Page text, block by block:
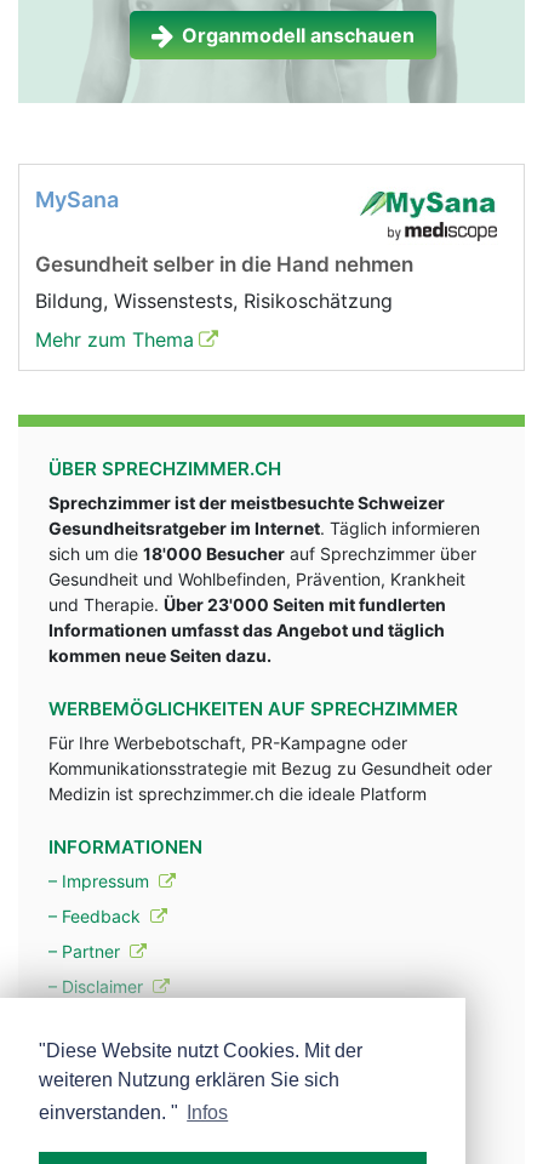
Organmodell anschauen
MySana
Gesundheit selber in die Hand nehmen
Bildung, Wissenstests, Risikoschätzung
Mehr zum Thema
ÜBER SPRECHZIMMER.CH
Sprechzimmer ist der meistbesuchte Schweizer
Gesundheitsratgeber im Internet. Täglich informieren
sich um die 18'000 Besucher auf Sprechzimmer über
Gesundheit und Wohlbefinden, Prävention, Krankheit
und Therapie. Über 23'000 Seiten mit fundlerten
Informationen umfasst das Angebot und täglich
kommen neue Seiten dazu.
WERBEMÖGLICHKEITEN AUF SPRECHZIMMER
Für Ihre Werbebotschaft, PR-Kampagne oder
Kommunikationsstrategie mit Bezug zu Gesundheit oder
Medizin ist sprechzimmer.ch die ideale Platform
INFORMATIONEN
– Impressum
– Feedback
– Partner
– Disclaimer
– Werbung
– Mehr über unsere Experten
"Diese Website nutzt Cookies. Mit der
weiteren Nutzung erklären Sie sich
einverstanden. "
Infos